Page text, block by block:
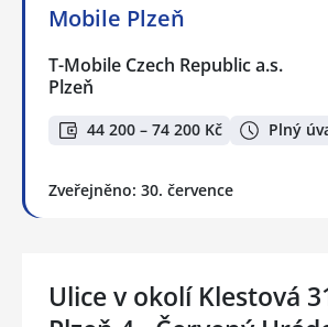
Mobile Plzeň
T-Mobile Czech Republic a.s.
Plzeň
44 200 – 74 200 Kč Plný
Zveřejněno: 30. července
Ulice v okolí Klestová